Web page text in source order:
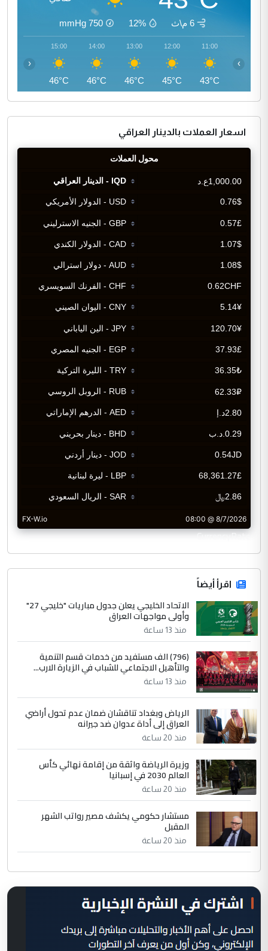
6 م\ث 12%
750
mmHg
11:00
43°C
12:00
45°C
13:00
46°C
14:00
46°C
15:00
46°C
‹ ›
اسعار العملات بالدينار العراقي
CurrencyRate
اقرأ أيضاً
الاتحاد الخليجي يعلن جدول مباريات "خليجي 27"
وأولى مواجهات العراق
منذ 13 ساعة
(796) الف مستفيد من خدمات قسم التنمية
والتأهيل الاجتماعي للشباب في الزيارة الارب...
منذ 13 ساعة
الرياض وبغداد تناقشان ضمان عدم تحول أراضي
العراق إلى أداة عدوان ضد جيرانه
منذ 20 ساعة
وزيرة الرياضة واثقة من إقامة نهائي كأس
العالم 2030 في إسبانيا
منذ 20 ساعة
مستشار حكومي يكشف مصير رواتب الشهر
المقبل
منذ 20 ساعة